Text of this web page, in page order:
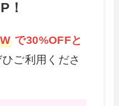
！
で30%OFFと
ご利用くださ